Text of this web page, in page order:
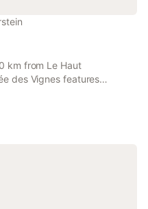
km from Le Haut
des Vignes features
WiFi and free private